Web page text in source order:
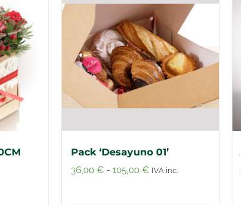
Pack ‘Desayuno 01’
36,00 € - 105,00 €Rango
IVA inc.